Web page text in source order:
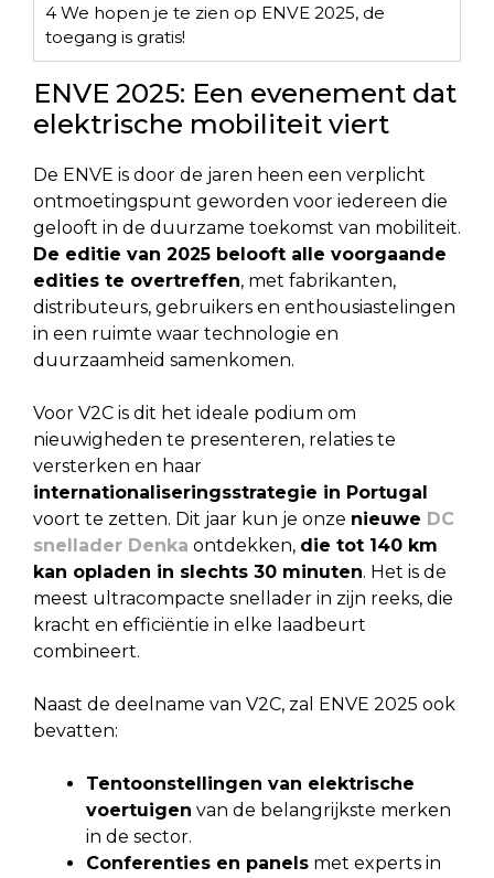
4 We hopen je te zien op ENVE 2025, de
toegang is gratis!
ENVE 2025: Een evenement dat
elektrische mobiliteit viert
De ENVE is door de jaren heen een verplicht
ontmoetingspunt geworden voor iedereen die
gelooft in de duurzame toekomst van mobiliteit.
De editie van 2025 belooft alle voorgaande
edities te overtreffen, met fabrikanten,
distributeurs, gebruikers en enthousiastelingen
in een ruimte waar technologie en
duurzaamheid samenkomen.
Voor V2C is dit het ideale podium om
nieuwigheden te presenteren, relaties te
versterken en haar
internationaliseringsstrategie in Portugal
voort te zetten. Dit jaar kun je onze nieuwe DC
snellader Denka ontdekken, die tot 140 km
kan opladen in slechts 30 minuten. Het is de
meest ultracompacte snellader in zijn reeks, die
kracht en efficiëntie in elke laadbeurt
combineert.
Naast de deelname van V2C, zal ENVE 2025 ook
bevatten:
Tentoonstellingen van elektrische
voertuigen van de belangrijkste merken
in de sector.
Conferenties en panels met experts in